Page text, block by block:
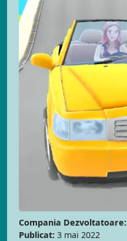
Compania Dezvoltatoare:
Publicat: 3 mai 2022